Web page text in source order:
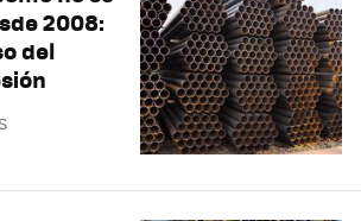
2008:
del